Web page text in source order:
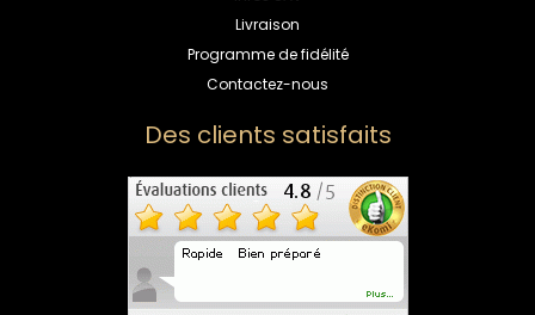
Livraison
Programme de fidélité
Contactez-nous
Des clients satisfaits